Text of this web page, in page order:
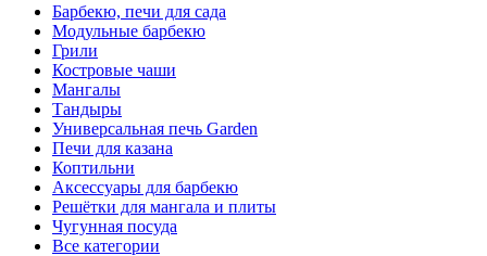
Барбекю, печи для сада
Модульные барбекю
Грили
Костровые чаши
Мангалы
Тандыры
Универсальная печь Garden
Печи для казана
Коптильни
Аксессуары для барбекю
Решётки для мангала и плиты
Чугунная посуда
Все категории